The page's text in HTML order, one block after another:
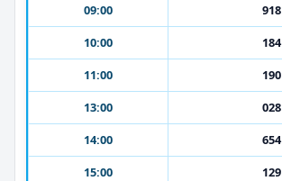
09:00
918
10:00
184
11:00
190
13:00
028
14:00
654
15:00
129